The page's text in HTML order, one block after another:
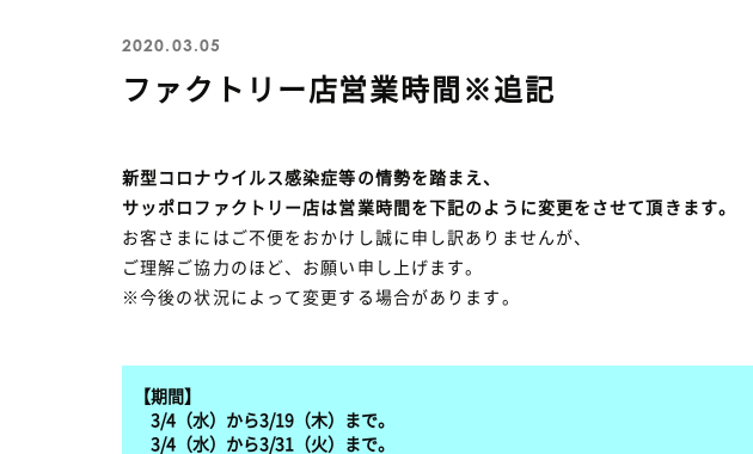
2020.03.05
ファクトリー店営業時間※追記
新型コロナウイルス感染症等の情勢を踏まえ、
サッポロファクトリー店は営業時間を下記のように変更をさせて頂きます。
お客さまにはご不便をおかけし誠に申し訳ありませんが、
ご理解ご協力のほど、お願い申し上げます。
※今後の状況によって変更する場合があります。
【期間】
3/4（水）から3/19（木）まで。
3/4（水）から3/31（火）まで。